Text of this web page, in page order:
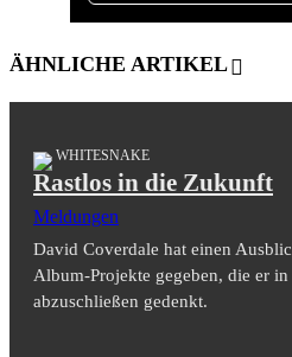
ÄHNLICHE ARTIKEL
WHITESNAKE
Rastlos in die Zukunft
Meldungen
David Coverdale hat einen
Album-Projekte gegeben, die er
abzuschließen gedenkt.